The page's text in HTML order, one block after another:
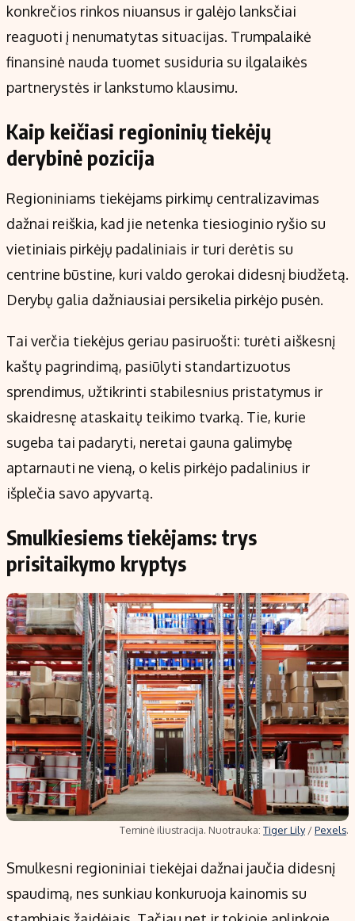
konkrečios rinkos niuansus ir galėjo lanksčiai
reaguoti į nenumatytas situacijas. Trumpalaikė
finansinė nauda tuomet susiduria su ilgalaikės
partnerystės ir lankstumo klausimu.
Kaip keičiasi regioninių tiekėjų
derybinė pozicija
Regioniniams tiekėjams pirkimų centralizavimas
dažnai reiškia, kad jie netenka tiesioginio ryšio su
vietiniais pirkėjų padaliniais ir turi derėtis su
centrine būstine, kuri valdo gerokai didesnį biudžetą.
Derybų galia dažniausiai persikelia pirkėjo pusėn.
Tai verčia tiekėjus geriau pasiruošti: turėti aiškesnį
kaštų pagrindimą, pasiūlyti standartizuotus
sprendimus, užtikrinti stabilesnius pristatymus ir
skaidresnę ataskaitų teikimo tvarką. Tie, kurie
sugeba tai padaryti, neretai gauna galimybę
aptarnauti ne vieną, o kelis pirkėjo padalinius ir
išplečia savo apyvartą.
Smulkiesiems tiekėjams: trys
prisitaikymo kryptys
Teminė iliustracija. Nuotrauka: Tiger Lily/Pexels.
Smulkesni regioniniai tiekėjai dažnai jaučia didesnį
spaudimą, nes sunkiau konkuruoja kainomis su